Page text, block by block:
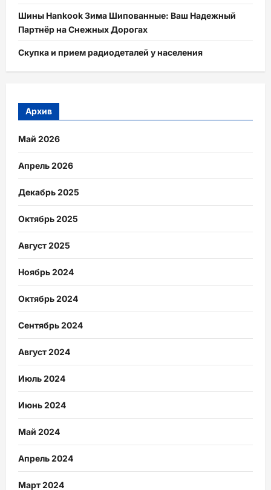
Шины Hankook Зима Шипованные: Ваш Надежный
Партнёр на Снежных Дорогах
Скупка и прием радиодеталей у населения
Архив
Май 2026
Апрель 2026
Декабрь 2025
Октябрь 2025
Август 2025
Ноябрь 2024
Октябрь 2024
Сентябрь 2024
Август 2024
Июль 2024
Июнь 2024
Май 2024
Апрель 2024
Март 2024